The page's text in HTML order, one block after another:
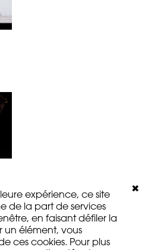
✖
expérience, ce site
de la part de services
en faisant défiler la
un élément, vous
ces cookies. Pour plusVERSION